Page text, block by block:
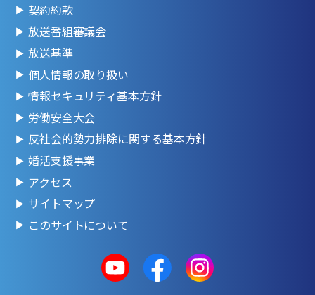
契約約款
放送番組審議会
放送基準
個人情報の取り扱い
情報セキュリティ基本方針
労働安全大会
反社会的勢力排除に関する基本方針
婚活支援事業
アクセス
サイトマップ
このサイトについて